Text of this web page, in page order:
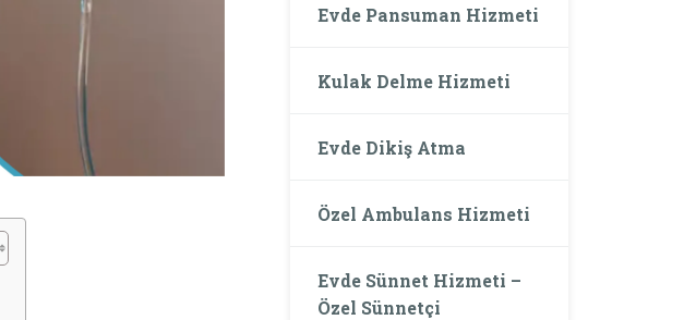
Evde Pansuman Hizmeti
Kulak Delme Hizmeti
Evde Dikiş Atma
Özel Ambulans Hizmeti
Evde Sünnet Hizmeti –
Özel Sünnetçi